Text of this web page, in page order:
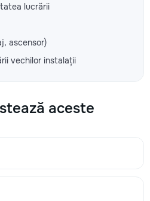
lucrării
ascensor)
vechilor instalații
aceste